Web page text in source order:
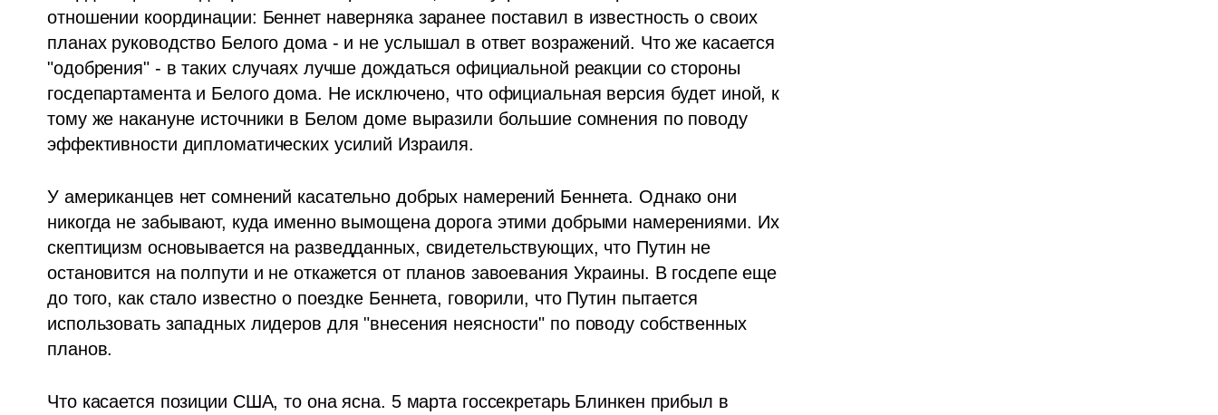
отношении координации: Беннет наверняка заранее поставил в известность о своих
планах руководство Белого дома - и не услышал в ответ возражений. Что же касается
"одобрения" - в таких случаях лучше дождаться официальной реакции со стороны
госдепартамента и Белого дома. Не исключено, что официальная версия будет иной, к
тому же накануне источники в Белом доме выразили большие сомнения по поводу
эффективности дипломатических усилий Израиля.
У американцев нет сомнений касательно добрых намерений Беннета. Однако они
никогда не забывают, куда именно вымощена дорога этими добрыми намерениями. Их
скептицизм основывается на разведданных, свидетельствующих, что Путин не
остановится на полпути и не откажется от планов завоевания Украины. В госдепе еще
до того, как стало известно о поездке Беннета, говорили, что Путин пытается
использовать западных лидеров для "внесения неясности" по поводу собственных
планов.
Что касается позиции США, то она ясна. 5 марта госсекретарь Блинкен прибыл в